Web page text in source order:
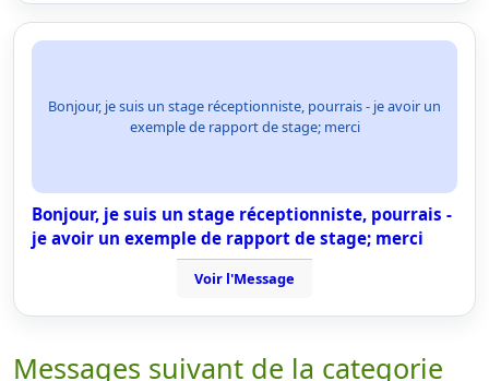
Bonjour, je suis un stage réceptionniste, pourrais - je avoir un
exemple de rapport de stage; merci
Bonjour, je suis un stage réceptionniste, pourrais -
je avoir un exemple de rapport de stage; merci
Voir l'Message
Messages suivant de la categorie